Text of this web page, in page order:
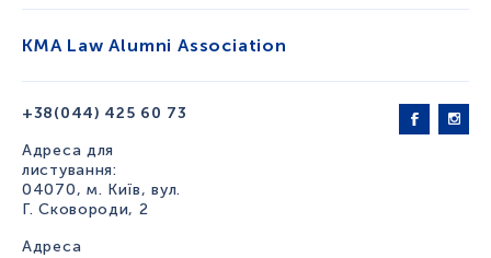
+38(044) 425 60 73
Адреса для
листування:
04070, м. Київ, вул.
Г. Сковороди, 2
Адреса
KMA Law Alumni Association